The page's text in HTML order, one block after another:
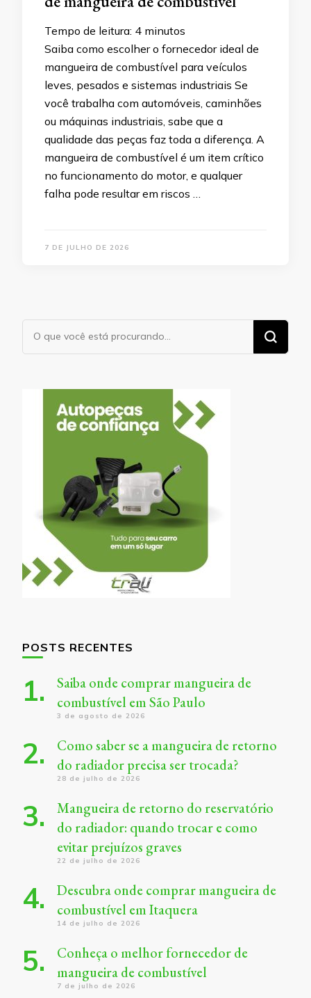
Tempo de leitura: 4 minutos
Saiba como escolher o fornecedor ideal de
mangueira de combustível para veículos
leves, pesados e sistemas industriais Se
você trabalha com automóveis, caminhões
ou máquinas industriais, sabe que a
qualidade das peças faz toda a diferença. A
mangueira de combustível é um item crítico
no funcionamento do motor, e qualquer
falha pode resultar em riscos …
7 DE JULHO DE 2026
Procurando
algo?
POSTS RECENTES
Saiba onde comprar mangueira de
combustível em São Paulo
3 de agosto de 2026
Como saber se a mangueira de retorno
do radiador precisa ser trocada?
28 de julho de 2026
Mangueira de retorno do reservatório
do radiador: quando trocar e como
evitar prejuízos graves
22 de julho de 2026
Descubra onde comprar mangueira de
combustível em Itaquera
14 de julho de 2026
Conheça o melhor fornecedor de
mangueira de combustível
7 de julho de 2026